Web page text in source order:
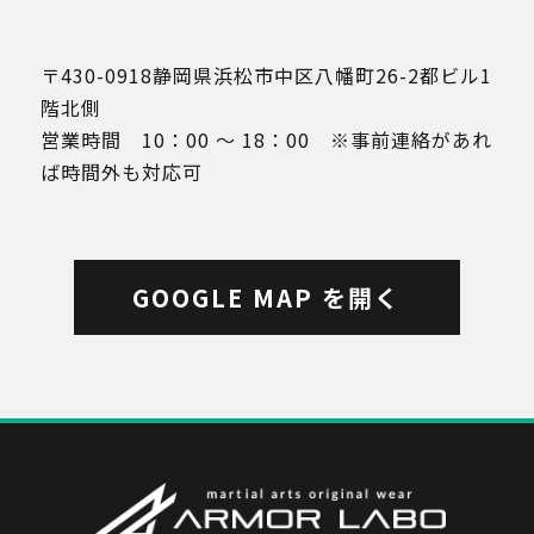
〒430-0918静岡県浜松市中区八幡町26-2都ビル1
階北側
営業時間 10：00 ～ 18：00 ※事前連絡があれ
ば時間外も対応可
GOOGLE MAP を開く